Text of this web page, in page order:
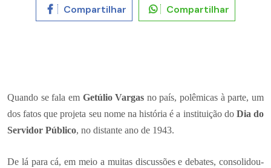
Compartilhar Compartilhar
Quando se fala em Getúlio Vargas no país, polêmicas à parte, um
dos fatos que projeta seu nome na história é a instituição do Dia do
Servidor Público, no distante ano de 1943.
De lá para cá, em meio a muitas discussões e debates, consolidou-